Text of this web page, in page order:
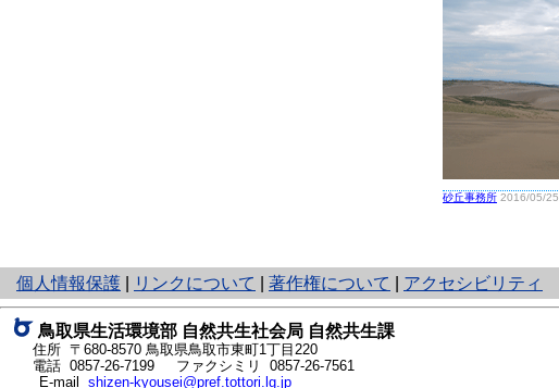
砂丘事務所 2016/05/25
個人情報保護
と
り
ネ
ッ
ト
リンクについて 著作権について アクセシビリティ
鳥取県生活環境部 自然共生社会局 自然共生課
住所 〒680-8570 鳥取県鳥取市東町1丁目220
電話 0857-26-7199
ファクシミリ 0857-26-7561
E-mail shizen-kyousei@pref.tottori.lg.jp